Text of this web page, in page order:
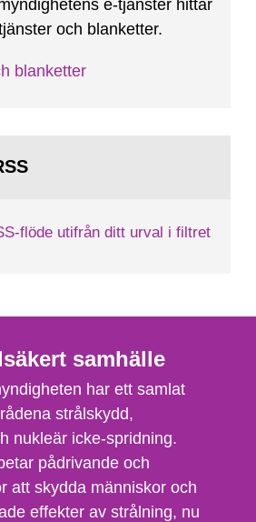
e-tjänster hittar
och blanketter.
blanketter
flöde utifrån ditt urval i filtret
samhälle
har ett samlat
strålskydd,
nukleär icke-spridning.
pådrivande och
att skydda människor och
effekter av strålning, nu